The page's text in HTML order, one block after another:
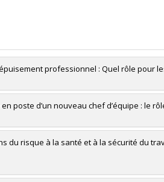
professionnel : Quel rôle pour
poste d’un nouveau chef d’équipe : le
du risque à la santé et à la sécurité du